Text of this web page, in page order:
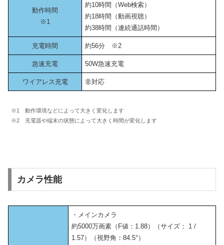
動作時間
※1
約10時間（Web検索）
約18時間（動画視聴）
約38時間（連続通話時間）
充電時間 約56分 ※2
急速充電 50W急速充電
ワイアレス充電 非対応
※1 動作環境などによって大きく変化します
※2 充電器や端末の状態によって大きく時間が変化します
カメラ性能
・メインカメラ
約5000万画素（F値：1.88）（サイズ： 1 /
1.57）（視野角：84.5°）